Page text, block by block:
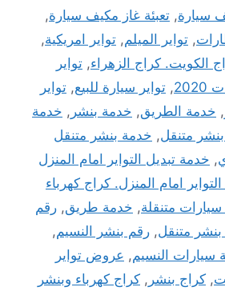
سيارة, تعبئة غاز مكيف سيارة,
, تواير الميلم, تواير امريكية,
الكويت. كراج الزهراء, تواير
, تواير سيارة للبيع, تواير
, خدمة الطريق, خدمة بنشر , خدمة
متنقل, خدمة بنشر متنقل
, خدمة تبديل التواير امام المنزل
امام المنزل. كراج كهرباء
متنقلة, خدمة طريق, رقم
متنقل, رقم بنشر النسيم,
سيارات النسيم, عروض تواير
, كراج بنشر , كراج كهرباء وبنشر